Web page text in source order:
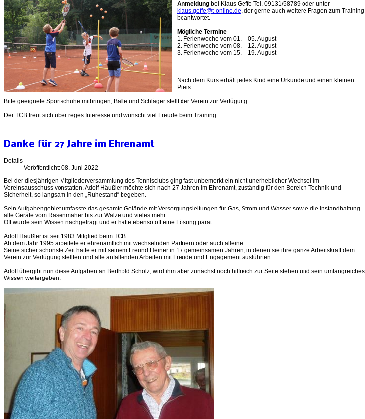
Anmeldung bei Klaus Geffe Tel. 09131/58789 oder unter
klaus.geffe@t-online.de, der gerne auch weitere Fragen zum Training
beantwortet.
Mögliche Termine
1. Ferienwoche vom 01. – 05. August
2. Ferienwoche vom 08. – 12. August
3. Ferienwoche vom 15. – 19. August
Nach dem Kurs erhält jedes Kind eine Urkunde und einen kleinen
Preis.
Bitte geeignete Sportschuhe mitbringen, Bälle und Schläger stellt der Verein zur Verfügung.
Der TCB freut sich über reges Interesse und wünscht viel Freude beim Training.
Danke für 27 Jahre im Ehrenamt
Details
Veröffentlicht: 08. Juni 2022
Bei der diesjährigen Mitgliederversammlung des Tennisclubs ging fast unbemerkt ein nicht unerheblicher Wechsel im
Vereinsausschuss vonstatten. Adolf Häußler möchte sich nach 27 Jahren im Ehrenamt, zuständig für den Bereich Technik und
Sicherheit, so langsam in den „Ruhestand“ begeben.
Sein Aufgabengebiet umfasste das gesamte Gelände mit Versorgungsleitungen für Gas, Strom und Wasser sowie die Instandhaltung
alle Geräte vom Rasenmäher bis zur Walze und vieles mehr.
Oft wurde sein Wissen nachgefragt und er hatte ebenso oft eine Lösung parat.
Adolf Häußler ist seit 1983 Mitglied beim TCB.
Ab dem Jahr 1995 arbeitete er ehrenamtlich mit wechselnden Partnern oder auch alleine.
Seine sicher schönste Zeit hatte er mit seinem Freund Heiner in 17 gemeinsamen Jahren, in denen sie ihre ganze Arbeitskraft dem
Verein zur Verfügung stellten und alle anfallenden Arbeiten mit Freude und Engagement ausführten.
Adolf übergibt nun diese Aufgaben an Berthold Scholz, wird ihm aber zunächst noch hilfreich zur Seite stehen und sein umfangreiches
Wissen weitergeben.